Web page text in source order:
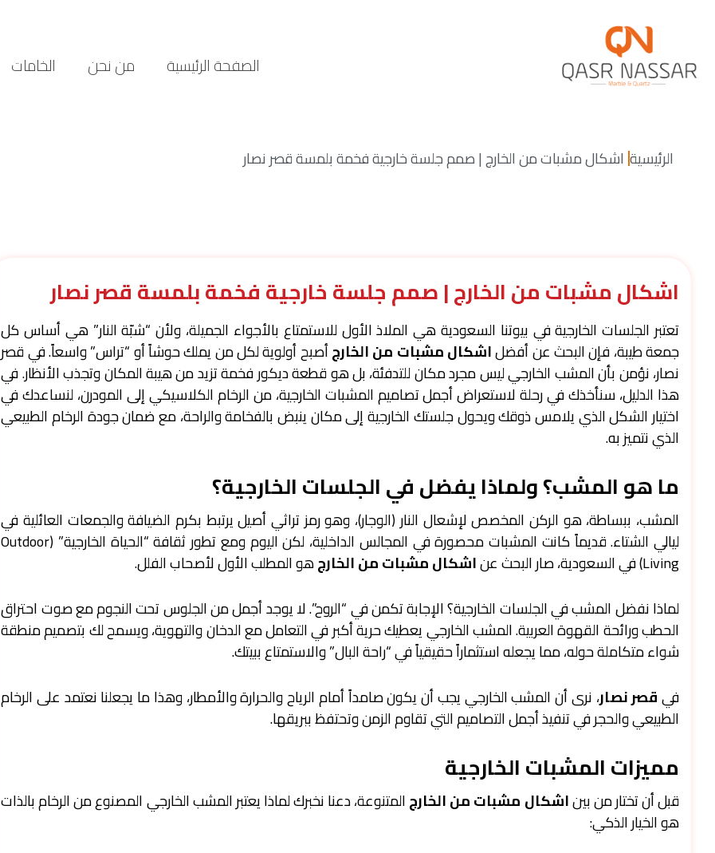
الصفحة الرئيسية من نحن الخامات
الرئيسية اشكال مشبات من الخارج | صمم جلسة خارجية فخمة بلمسة قصر نصار
اشكال مشبات من الخارج | صمم جلسة خارجية فخمة بلمسة قصر نصار
تعتبر الجلسات الخارجية في بيوتنا السعودية هي الملاذ الأول للاستمتاع بالأجواء الجميلة، ولأن “شبّة النار” هي أساس كل
جمعة طيبة، فإن البحث عن أفضلاشكال مشبات من الخارجأصبح أولوية لكل من يملك حوشاً أو “تراس” واسعاً. في قصر
نصار، نؤمن بأن المشب الخارجي ليس مجرد مكان للتدفئة، بل هو قطعة ديكور فخمة تزيد من هيبة المكان وتجذب الأنظار. في
هذا الدليل، سنأخذك في رحلة لاستعراض أجمل تصاميم المشبات الخارجية، من الرخام الكلاسيكي إلى المودرن، لنساعدك في
اختيار الشكل الذي يلامس ذوقك ويحول جلستك الخارجية إلى مكان ينبض بالفخامة والراحة، مع ضمان جودة الرخام الطبيعي
الذي نتميز به.
ما هو المشب؟ ولماذا يفضل في الجلسات الخارجية؟
المشب، ببساطة، هو الركن المخصص لإشعال النار (الوجار)، وهو رمز تراثي أصيل يرتبط بكرم الضيافة والجمعات العائلية في
ليالي الشتاء. قديماً كانت المشبات محصورة في المجالس الداخلية، لكن اليوم ومع تطور ثقافة “الحياة الخارجية” (Outdoor
Living) في السعودية، صار البحث عن
اشكال مشبات من الخارجهو المطلب الأول لأصحاب الفلل.
لماذا نفضل المشب في الجلسات الخارجية؟ الإجابة تكمن في “الروح”. لا يوجد أجمل من الجلوس تحت النجوم مع صوت احتراق
الحطب ورائحة القهوة العربية. المشب الخارجي يعطيك حرية أكبر في التعامل مع الدخان والتهوية، ويسمح لك بتصميم منطقة
شواء متكاملة حوله، مما يجعله استثماراً حقيقياً في “راحة البال” والاستمتاع ببيتك.
فيقصر نصار، نرى أن المشب الخارجي يجب أن يكون صامداً أمام الرياح والحرارة والأمطار، وهذا ما يجعلنا نعتمد على الرخام
الطبيعي والحجر في تنفيذ أجمل التصاميم التي تقاوم الزمن وتحتفظ ببريقها.
مميزات المشبات الخارجية
قبل أن تختار من بيناشكال مشبات من الخارجالمتنوعة، دعنا نخبرك لماذا يعتبر المشب الخارجي المصنوع من الرخام بالذات
هو الخيار الذكي: